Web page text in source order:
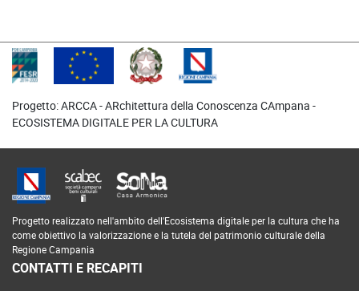
Progetto: ARCCA - ARchitettura della Conoscenza CAmpana -
ECOSISTEMA DIGITALE PER LA CULTURA
Progetto realizzato nell'ambito dell'Ecosistema digitale per la cultura che ha
come obiettivo la valorizzazione e la tutela del patrimonio culturale della
Regione Campania
CONTATTI E RECAPITI